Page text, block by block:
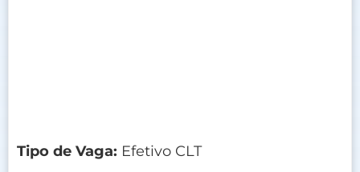
Tipo de Vaga: Efetivo CLT